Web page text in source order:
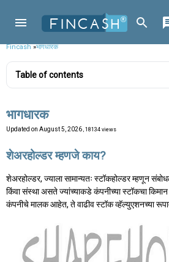
Fincash»भागधारक
Table of contents
भागधारक
Updated on August 5, 2026 , 18134 views
शेअरहोल्डर म्हणजे काय?
शेअरहोल्डर, ज्याला सामान्यतः स्टॉकहोल्डर म्हणून
किंवा संस्था असते ज्यांच्याकडे कंपनीच्या स्टॉकचा
कंपनीचे मालक आहेत, ते वाढीव स्टॉक व्हॅल्युएशनच्या